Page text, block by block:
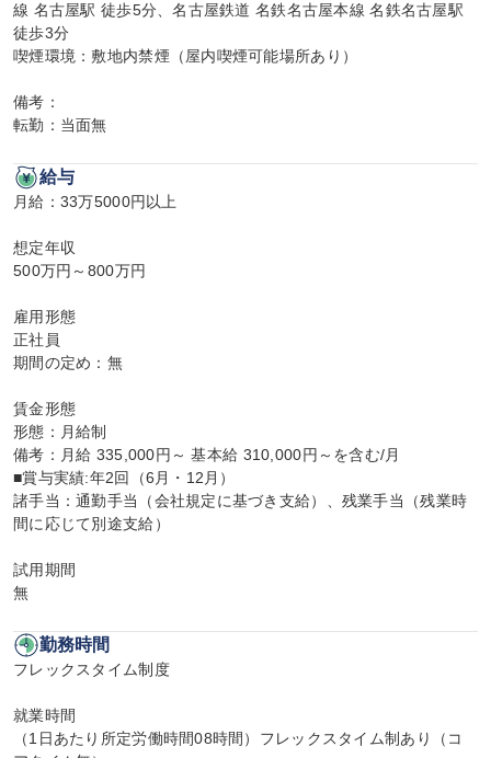
線 名古屋駅 徒歩5分、名古屋鉄道 名鉄名古屋本線 名鉄名古屋駅
徒歩3分
喫煙環境：敷地内禁煙（屋内喫煙可能場所あり）
備考：
転勤：当面無
給与
月給：33万5000円以上
想定年収
500万円～800万円
雇用形態
正社員
期間の定め：無
賃金形態
形態：月給制
備考：月給 335,000円～ 基本給 310,000円～を含む/月
■賞与実績:年2回（6月・12月）
諸手当：通勤手当（会社規定に基づき支給）、残業手当（残業時
間に応じて別途支給）
試用期間
無
勤務時間
フレックスタイム制度
就業時間
（1日あたり所定労働時間08時間）フレックスタイム制あり（コ